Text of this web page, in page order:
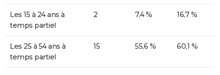
Les 15 à 24 ans à
temps partiel
2 7,4 % 16,7 %
Les 25 à 54 ans à
temps partiel
15 55,6 % 60,1 %